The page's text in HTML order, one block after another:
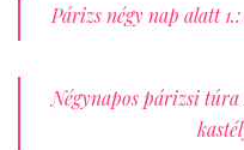
Párizs négy nap alatt
Négynapos párizsi